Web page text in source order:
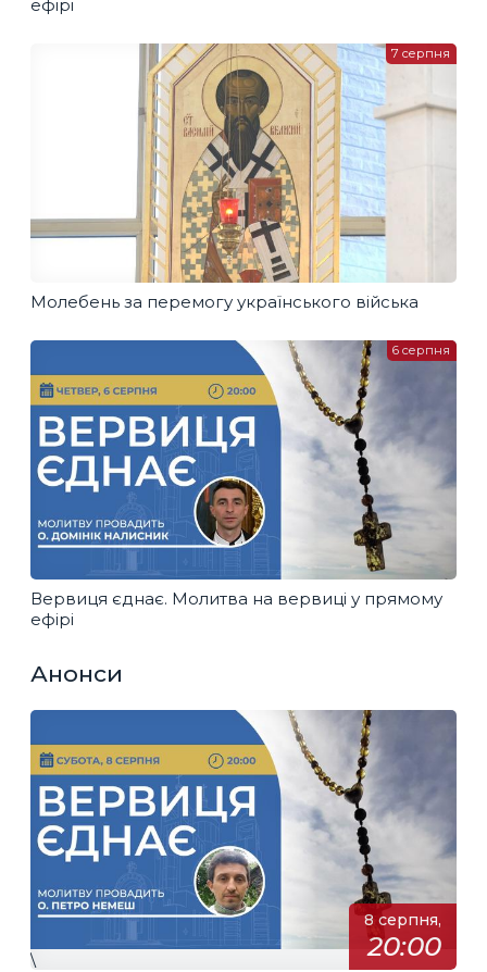
ефірі
Молебень за перемогу українського війська
7 серпня
Вервиця єднає. Молитва на вервиці у прямому
ефірі
6 серпня
Анонси
8 серпня,
20:00
\